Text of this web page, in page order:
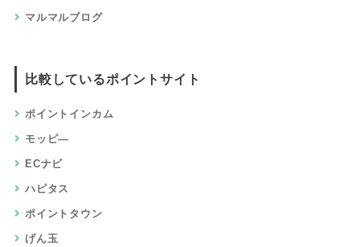
マルマルブログ
比較しているポイントサイト
ポイントインカム
モッピ―
ECナビ
ハピタス
ポイントタウン
げん玉